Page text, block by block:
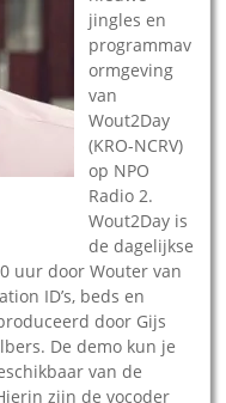
jingles en
programmav
ormgeving
van
Wout2Day
(KRO-NCRV)
op NPO
Radio 2.
Wout2Day is
de dagelijkse
uur door Wouter van
ID’s, beds en
door Gijs
De demo kun je
van de
zijn de vocoder